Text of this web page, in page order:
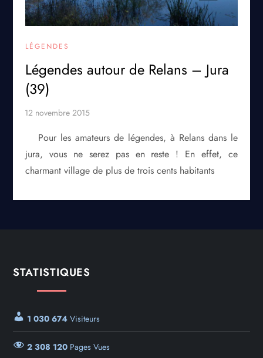
LÉGENDES
Légendes autour de Relans – Jura
(39)
Pour les amateurs de légendes, à Relans dans le
jura, vous ne serez pas en reste ! En effet, ce
charmant village de plus de trois cents habitants
STATISTIQUES
1 030 674 Visiteurs
2 308 120 Pages Vues